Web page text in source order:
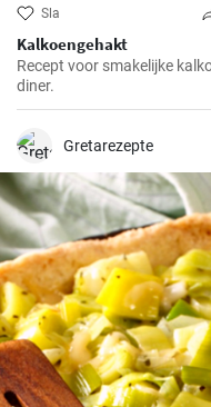
Sla
Kalkoengehakt
Recept voor smakelijke
diner.
Gretarezepte